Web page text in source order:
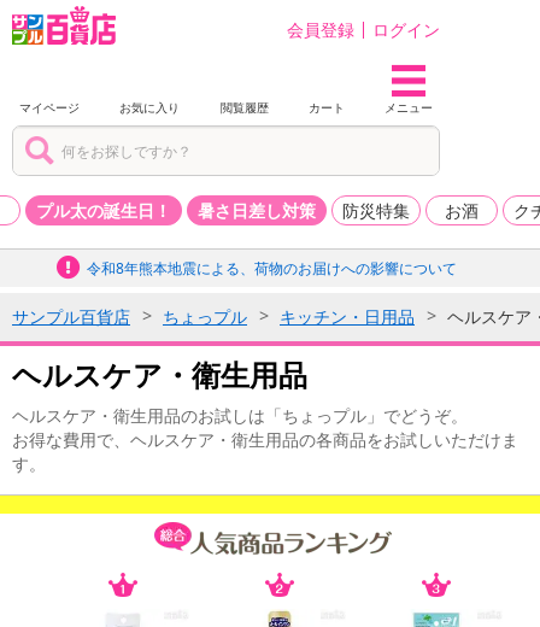
会員登録 ログイン
マイページ お気に入り 閲覧履歴 カート メニュー
プル太の誕生日！ 暑さ日差し対策 防災特集 お酒 ク
令和8年熊本地震による、荷物のお届けへの影響について
サンプル百貨店 ちょっプル キッチン・日用品 ヘルスケア
ヘルスケア・衛生用品
ヘルスケア・衛生用品のお試しは「ちょっプル」でどうぞ。
お得な費用で、ヘルスケア・衛生用品の各商品をお試しいただけま
す。